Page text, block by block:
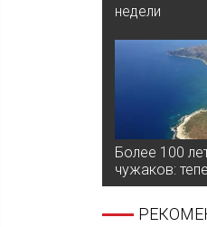
недели
Более 100
чужаков: